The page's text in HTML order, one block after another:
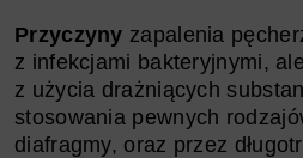
Przyczyny zapalenia
z infekcjami bakteryjnymi,
z użycia drażniących
stosowania pewnych
diafragmy, oraz przez